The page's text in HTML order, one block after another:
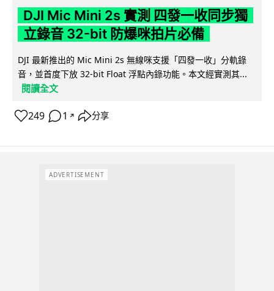
DJI Mic Mini 2s 實測 四發一收同步獨
立錄音 32-bit 防爆咪拍片必備
DJI 最新推出的 Mic Mini 2s 無線咪支援「四發一收」分軌錄
音，並首度下放 32-bit Float 浮點內錄功能。本文經實測其...
閱讀全文
249 1 ↗ 分享
ADVERTISEMENT